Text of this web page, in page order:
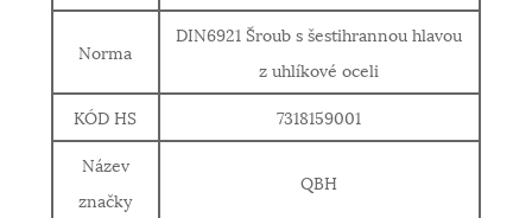
Norma
DIN6921 Šroub s šestihrannou hlavou
z uhlíkové oceli
KÓD HS
7318159001
Název
značky
QBH